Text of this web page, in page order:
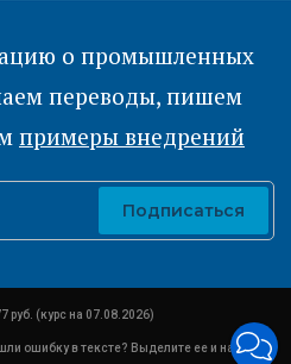
о промышленных
переводы, пишем
примеры внедрений
Подписаться
руб. (курс на 07.08.2026)
ошибку в тексте? Выделите ее и нажмите